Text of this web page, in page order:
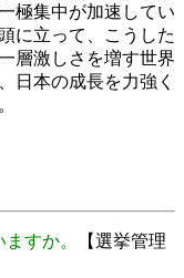
極集中が加速してい
に立って、こうした
層激しさを増す世界
日本の成長を力強く
すか。
【選挙管理